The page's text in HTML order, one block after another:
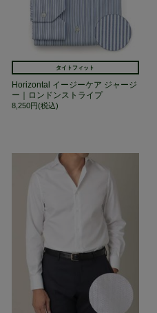
タイトフィット
Horizontal イージーケア ジャージ
ー｜ロンドンストライプ
8,250円(税込)